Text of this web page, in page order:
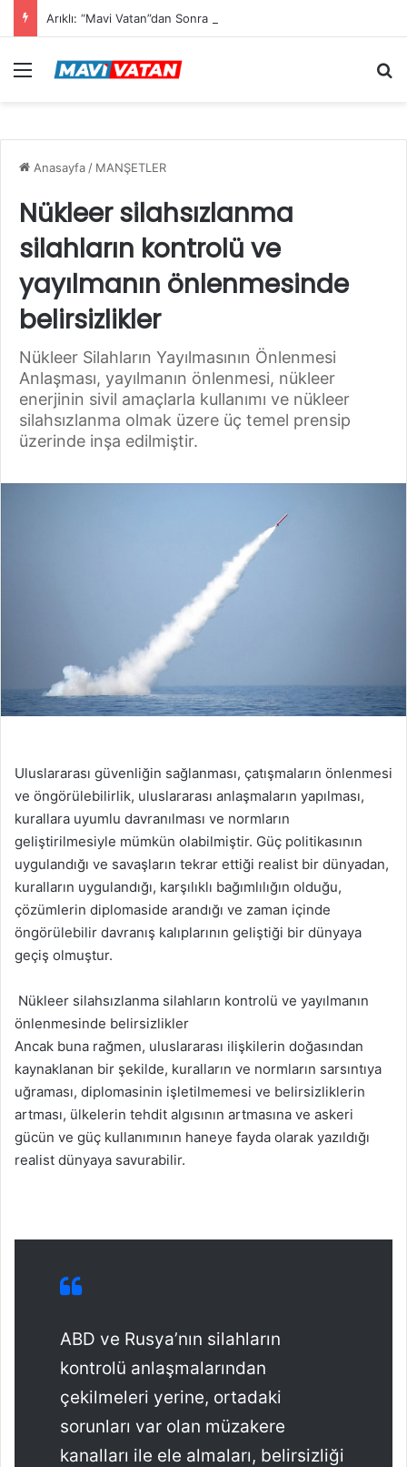
Arıklı: “Mavi Vatan”dan Sonra Hedef “Siber Vatan”
Menü
Anasayfa / MANŞETLER
Nükleer silahsızlanma
silahların kontrolü ve
yayılmanın önlenmesinde
belirsizlikler
Nükleer Silahların Yayılmasının Önlenmesi
Anlaşması, yayılmanın önlenmesi, nükleer
enerjinin sivil amaçlarla kullanımı ve nükleer
silahsızlanma olmak üzere üç temel prensip
üzerinde inşa edilmiştir.
Uluslararası güvenliğin sağlanması, çatışmaların önlenmesi
ve öngörülebilirlik, uluslararası anlaşmaların yapılması,
kurallara uyumlu davranılması ve normların
geliştirilmesiyle mümkün olabilmiştir. Güç politikasının
uygulandığı ve savaşların tekrar ettiği realist bir dünyadan,
kuralların uygulandığı, karşılıklı bağımlılığın olduğu,
çözümlerin diplomaside arandığı ve zaman içinde
öngörülebilir davranış kalıplarının geliştiği bir dünyaya
geçiş olmuştur.
Nükleer silahsızlanma silahların kontrolü ve yayılmanın
önlenmesinde belirsizlikler
Ancak buna rağmen, uluslararası ilişkilerin doğasından
kaynaklanan bir şekilde, kuralların ve normların sarsıntıya
uğraması, diplomasinin işletilmemesi ve belirsizliklerin
artması, ülkelerin tehdit algısının artmasına ve askeri
gücün ve güç kullanımının haneye fayda olarak yazıldığı
realist dünyaya savurabilir.
ABD ve Rusya’nın silahların
kontrolü anlaşmalarından
çekilmeleri yerine, ortadaki
sorunları var olan müzakere
kanalları ile ele almaları, belirsizliği